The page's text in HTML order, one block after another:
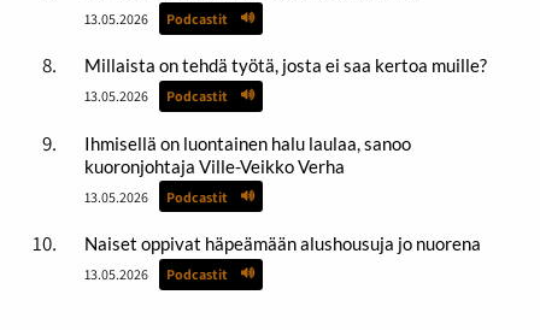
13.05.2026 Podcastit
Millaista on tehdä työtä, josta ei saa kertoa muille?
13.05.2026 Podcastit
Ihmisellä on luontainen halu laulaa, sanoo
kuoronjohtaja Ville-Veikko Verha
13.05.2026 Podcastit
Naiset oppivat häpeämään alushousuja jo nuorena
13.05.2026 Podcastit